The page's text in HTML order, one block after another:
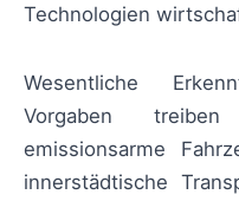
Technologien
Wesentliche
Vorgaben
emissionsarme
innerstädtische